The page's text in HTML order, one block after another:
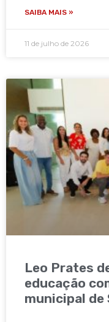
SAIBA MAIS »
11 de julho de 2026
Leo Prates
educação
municipal de